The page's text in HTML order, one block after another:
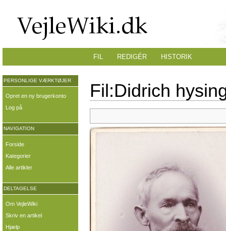
Fil:Didrich
FIL REDIGÉR HISTORIK
PERSONLIGE VÆRKTØJER
Opret en ny brugerkonto
Log på
NAVIGATION
Forside
Kategorier
Alle artikler
DELTAGELSE
Om VejleWiki
Skriv en artikel
Hjælp